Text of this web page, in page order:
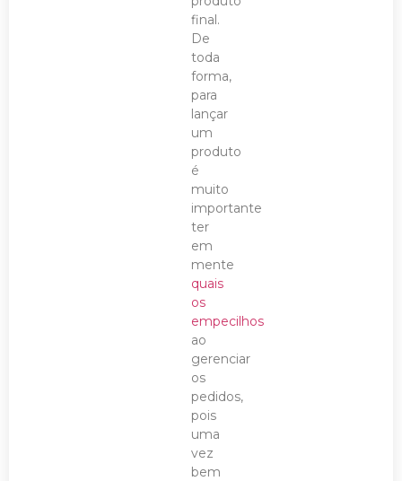
final.
De
toda
forma,
para
lançar
um
produto
é
muito
importante
ter
em
mente
quais
os
empecilhos
ao
gerenciar
os
pedidos,
pois
uma
vez
bem